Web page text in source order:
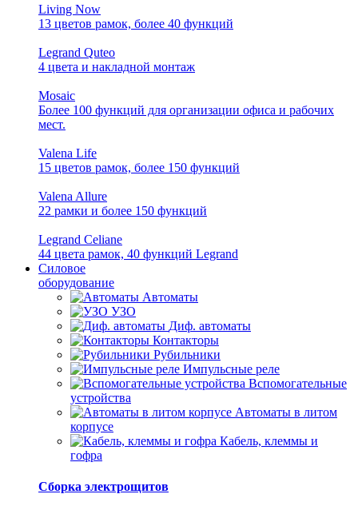
Living Now
13 цветов рамок, более 40 функций
Legrand Quteo
4 цвета и накладной монтаж
Mosaic
Более 100 функций для организации офиса и рабочих
мест.
Valena Life
15 цветов рамок, более 150 функций
Valena Allure
22 рамки и более 150 функций
Legrand Celiane
44 цвета рамок, 40 функций Legrand
Силовое
оборудование
Автоматы
УЗО
Диф. автоматы
Контакторы
Рубильники
Импульсные реле
Вспомогательные
устройства
Автоматы в литом
корпусе
Кабель, клеммы и
гофра
Сборка электрощитов